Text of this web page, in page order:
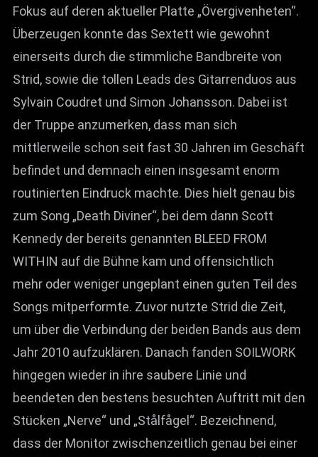
Fokus auf deren aktueller Platte „Övergivenheten“.
Überzeugen konnte das Sextett wie gewohnt
einerseits durch die stimmliche Bandbreite von
Strid, sowie die tollen Leads des Gitarrenduos aus
Sylvain Coudret und Simon Johansson. Dabei ist
der Truppe anzumerken, dass man sich
mittlerweile schon seit fast 30 Jahren im Geschäft
befindet und demnach einen insgesamt enorm
routinierten Eindruck machte. Dies hielt genau bis
zum Song „Death Diviner“, bei dem dann Scott
Kennedy der bereits genannten BLEED FROM
WITHIN auf die Bühne kam und offensichtlich
mehr oder weniger ungeplant einen guten Teil des
Songs mitperformte. Zuvor nutzte Strid die Zeit,
um über die Verbindung der beiden Bands aus dem
Jahr 2010 aufzuklären. Danach fanden SOILWORK
hingegen wieder in ihre saubere Linie und
beendeten den bestens besuchten Auftritt mit den
Stücken „Nerve“ und „Stålfågel“. Bezeichnend,
dass der Monitor zwischenzeitlich genau bei einer